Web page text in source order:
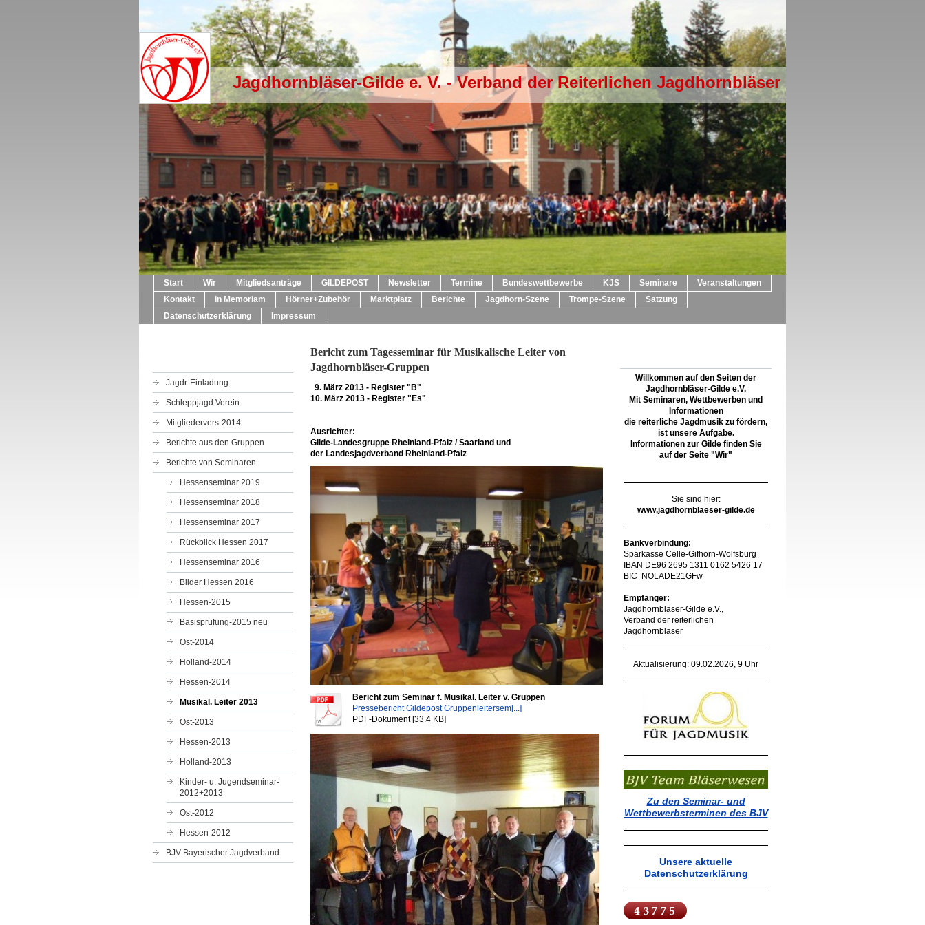
Jagdhornbläser-Gilde e. V. - Verband der Reiterlichen Jagdhornbläser
Start Wir Mitgliedsanträge GILDEPOST Newsletter Termine Bundeswettbewerbe KJS Seminare
Veranstaltungen
Kontakt
In Memoriam Hörner+Zubehör Marktplatz Berichte Jagdhorn-Szene Trompe-Szene
Satzung
Datenschutzerklärung
Impressum
Jagdr-Einladung
Schleppjagd Verein
Mitgliedervers-2014
Berichte aus den Gruppen
Berichte von Seminaren
Hessenseminar 2019
Hessenseminar 2018
Hessenseminar 2017
Rückblick Hessen 2017
Hessenseminar 2016
Bilder Hessen 2016
Hessen-2015
Basisprüfung-2015 neu
Ost-2014
Holland-2014
Hessen-2014
Musikal. Leiter 2013
Ost-2013
Hessen-2013
Holland-2013
Kinder- u. Jugendseminar-
2012+2013
Ost-2012
Hessen-2012
BJV-Bayerischer Jagdverband
Bericht zum Tagesseminar für Musikalische Leiter von
Jagdhornbläser-Gruppen
9. März 2013 - Register "B"
10. März 2013 - Register "Es"
Ausrichter:
Gilde-Landesgruppe Rheinland-Pfalz / Saarland und
der Landesjagdverband Rheinland-Pfalz
Bericht zum Seminar f. Musikal. Leiter v. Gruppen
Pressebericht Gildepost Gruppenleitersem[...]
PDF-Dokument [33.4 KB]
Willkommen auf den Seiten der
Jagdhornbläser-Gilde e.V.
Mit Seminaren, Wettbewerben und
Informationen
die reiterliche Jagdmusik zu fördern,
ist unsere Aufgabe.
Informationen zur Gilde finden Sie
auf der Seite "Wir"
Sie sind hier:
www.jagdhornblaeser-gilde.de
Bankverbindung:
Sparkasse Celle-Gifhorn-Wolfsburg
IBAN DE96 2695 1311 0162 5426 17
BIC NOLADE21GFw
Empfänger:
Jagdhornbläser-Gilde e.V.,
Verband der reiterlichen
Jagdhornbläser
Aktualisierung: 09.02.2026, 9 Uhr
Zu den Seminar- und
Wettbewerbsterminen des BJV
Unsere aktuelle
Datenschutzerklärung